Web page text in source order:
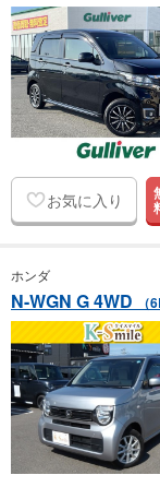
お気に入り
ホンダ
N-WGN G 4WD （